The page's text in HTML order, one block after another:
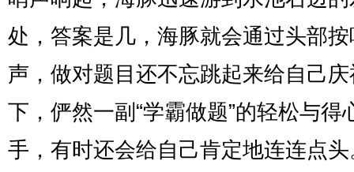
处，答案是几，海豚就会通过头部
声，做对题目还不忘跳起来给自己
下，俨然一副“学霸做题”的轻松与得
手，有时还会给自己肯定地连连点头